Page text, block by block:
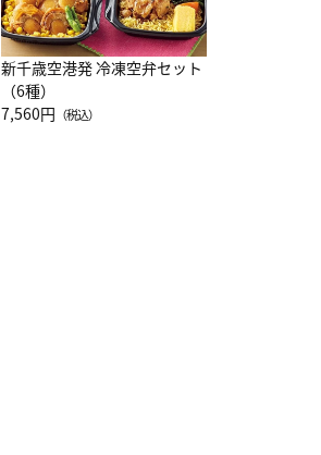
新千歳空港発 冷凍空弁セット
（6種）
7,560円 （税込）